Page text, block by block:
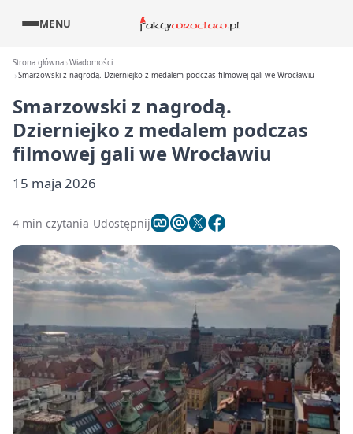
MENU
Strona główna Wiadomości
Smarzowski z nagrodą. Dzierniejko z medalem podczas filmowej gali we Wrocławiu
Smarzowski z nagrodą.
Dzierniejko z medalem podczas
filmowej gali we Wrocławiu
15 maja 2026
4 min czytania Udostępnij